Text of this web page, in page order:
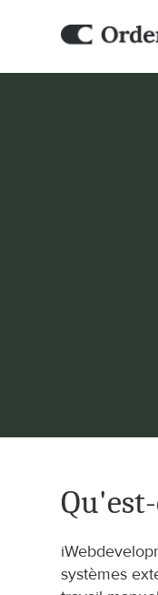
systèmes